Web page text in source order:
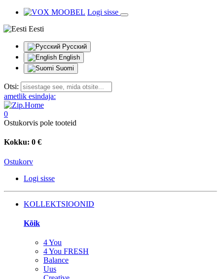
Logi sisse
Eesti
Русский
English
Suomi
Otsi:
ametlik esindaja:
0
Ostukorvis pole tooteid
Kokku: 0 €
Ostukorv
Logi sisse
KOLLEKTSIOONID
Kõik
4 You
4 You FRESH
Balance
Uus